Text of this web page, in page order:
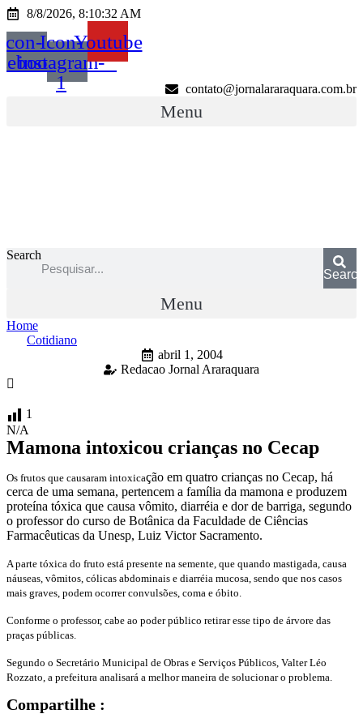
Ir
o
conteúdo
8/8/2026, 8:10:32 AM
Icon-Icon-
instagram-
1
Youtube
contato@jornalararaquara.com.br
Menu
Search
Menu
Home
Cotidiano
abril 1, 2004
Redacao Jornal Araraquara
1
N/A
Mamona intoxicou crianças no Cecap
Os frutos que causaram intoxicação em quatro crianças no Cecap, há
cerca de uma semana, pertencem a família da mamona e produzem
proteína tóxica que causa vômito, diarréia e dor de barriga, segundo
o professor do curso de Botânica da Faculdade de Ciências
Farmacêuticas da Unesp, Luiz Victor Sacramento.
A parte tóxica do fruto está presente na semente, que quando mastigada, causa
náuseas, vômitos, cólicas abdominais e diarréia mucosa, sendo que nos casos
mais graves, podem ocorrer convulsões, coma e óbito.
Conforme o professor, cabe ao poder público retirar esse tipo de árvore das
praças públicas.
Segundo o Secretário Municipal de Obras e Serviços Públicos, Valter Léo
Rozzato, a prefeitura analisará a melhor maneira de solucionar o problema.
Compartilhe :